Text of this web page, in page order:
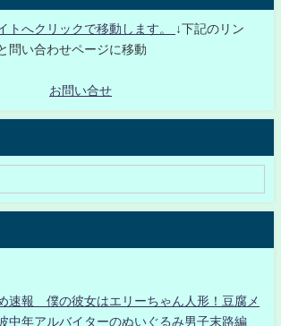
トへクリックで移動します。
↓下記のリン
問い合わせページに移動
お問い合せ
速報 僕の彼女はエリーちゃん人形！豆腐メ
中年アルバイターのぬいぐるみ男子末路編